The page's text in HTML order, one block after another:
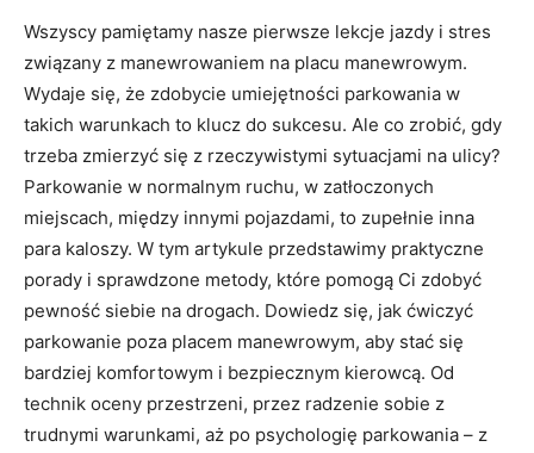
Wszyscy pamiętamy nasze pierwsze lekcje jazdy i stres
związany z manewrowaniem na placu manewrowym.
Wydaje się, że zdobycie umiejętności parkowania w
takich warunkach to klucz do sukcesu. Ale co zrobić, gdy
trzeba zmierzyć się z rzeczywistymi sytuacjami na ulicy?
Parkowanie w normalnym ruchu, w zatłoczonych
miejscach, między innymi pojazdami, to zupełnie inna
para kaloszy. W tym artykule przedstawimy praktyczne
porady i sprawdzone metody, które pomogą Ci zdobyć
pewność siebie na drogach. Dowiedz się, jak ćwiczyć
parkowanie poza placem manewrowym, aby stać się
bardziej komfortowym i bezpiecznym kierowcą. Od
technik oceny przestrzeni, przez radzenie sobie z
trudnymi warunkami, aż po psychologię parkowania – z